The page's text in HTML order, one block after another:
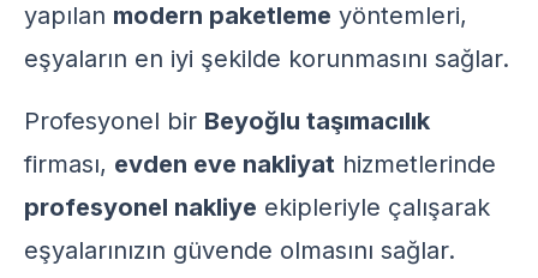
yapılan modern paketleme yöntemleri,
eşyaların en iyi şekilde korunmasını sağlar.
Profesyonel bir Beyoğlu taşımacılık
firması, evden eve nakliyat hizmetlerinde
profesyonel nakliye ekipleriyle çalışarak
eşyalarınızın güvende olmasını sağlar.